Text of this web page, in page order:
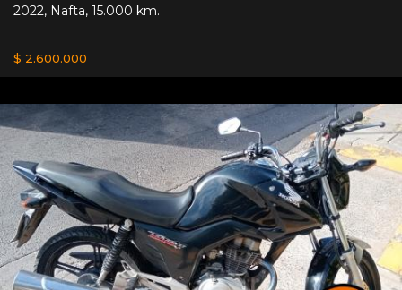
2022, Nafta, 15.000 km.
$ 2.600.000